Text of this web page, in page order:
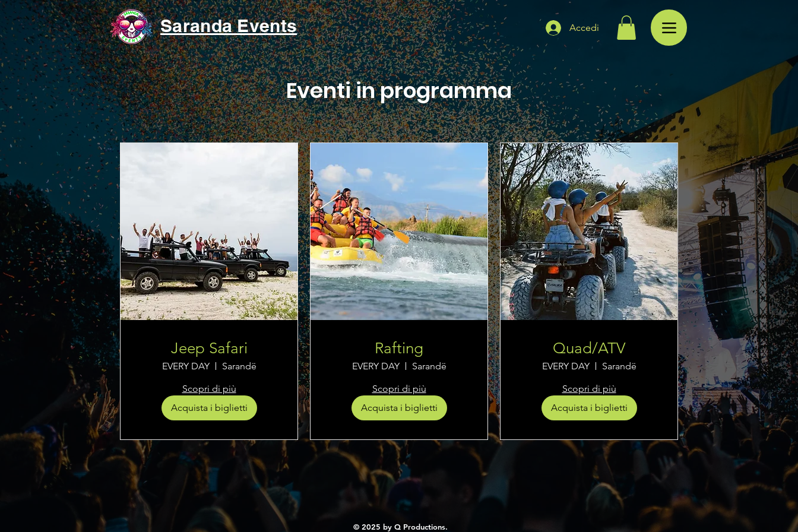
Saranda Events Accedi
Eventi in programma
Jeep Safari
EVERY DAY
Sarandë
Scopri di più
Acquista i biglietti
Rafting
EVERY DAY
Sarandë
Scopri di più
Acquista i biglietti
Quad/ATV
EVERY DAY
Sarandë
Scopri di più
Acquista i biglietti
© 2025 by Q Productions.